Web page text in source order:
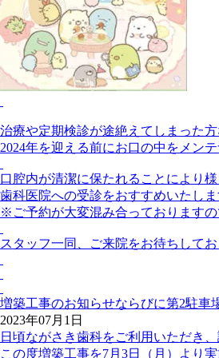
治療や定期検診が途絶えてしまった方
2024年を迎える前にお口の中をメン
口腔内が清潔に保たれることにより
歯科医院への受診をおすすめいたしま
※ご予約が大変混み合っております
スタッフ一同、ご来院をお待ちしてお
増築工事のお知らせならびに第2駐車
2023年07月1日
日頃ながさき歯科をご利用いただき
この度増築工事を7月3日（月）より実